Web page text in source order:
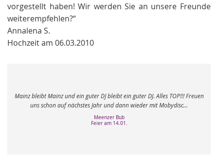
vorgestellt haben! Wir werden Sie an unsere Freunde
weiterempfehlen?“
Annalena S.
Hochzeit am 06.03.2010
Super Super Super
Karaoke Maschine am 16.02.